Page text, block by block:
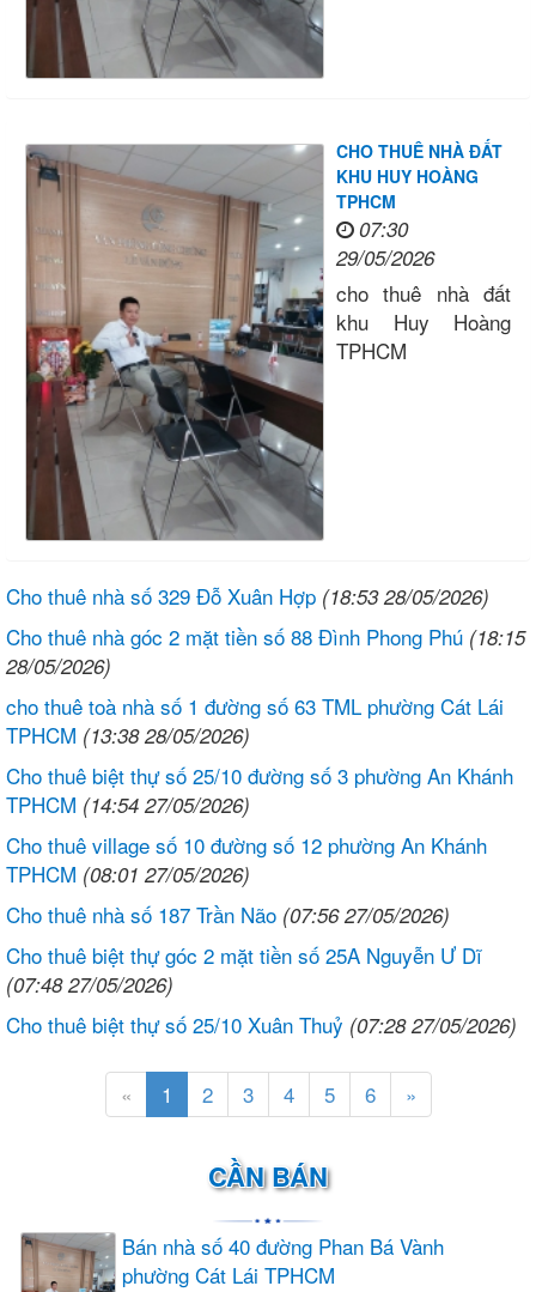
CHO THUÊ NHÀ ĐẤT
KHU HUY HOÀNG
TPHCM
07:30
29/05/2026
cho thuê nhà đất
khu Huy Hoàng
TPHCM
Cho thuê nhà số 329 Đỗ Xuân Hợp (18:53 28/05/2026)
Cho thuê nhà góc 2 mặt tiền số 88 Đình Phong Phú (18:15
28/05/2026)
cho thuê toà nhà số 1 đường số 63 TML phường Cát Lái
TPHCM (13:38 28/05/2026)
Cho thuê biệt thự số 25/10 đường số 3 phường An Khánh
TPHCM (14:54 27/05/2026)
Cho thuê village số 10 đường số 12 phường An Khánh
TPHCM (08:01 27/05/2026)
Cho thuê nhà số 187 Trần Não (07:56 27/05/2026)
Cho thuê biệt thự góc 2 mặt tiền số 25A Nguyễn Ư Dĩ
(07:48 27/05/2026)
Cho thuê biệt thự số 25/10 Xuân Thuỷ (07:28 27/05/2026)
« 1 2 3 4 5 6 »
CẦN BÁN
Bán nhà số 40 đường Phan Bá Vành
phường Cát Lái TPHCM